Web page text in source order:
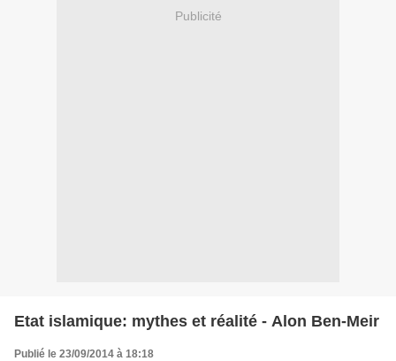
Publicité
Etat islamique: mythes et réalité - Alon Ben-Meir
Publié le 23/09/2014 à 18:18